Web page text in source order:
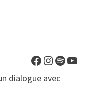
Facebook
dialogue avec